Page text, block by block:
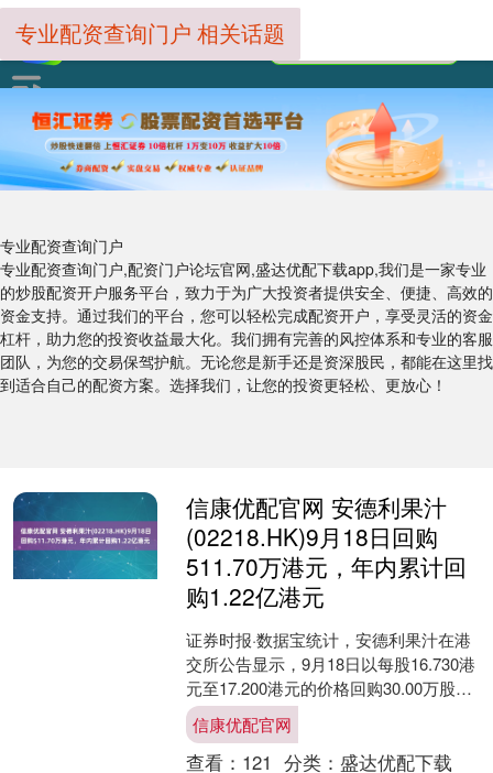
专业配资查询门户
专业配资查询门户,配资门户论坛官网,盛达优配下载app,我们是一家专业
的炒股配资开户服务平台，致力于为广大投资者提供安全、便捷、高效的
资金支持。通过我们的平台，您可以轻松完成配资开户，享受灵活的资金
杠杆，助力您的投资收益最大化。我们拥有完善的风控体系和专业的客服
团队，为您的交易保驾护航。无论您是新手还是资深股民，都能在这里找
到适合自己的配资方案。选择我们，让您的投资更轻松、更放心！
专业配资查询门户 相关话题
信康优配官网 安德利果汁
(02218.HK)9月18日回购
511.70万港元，年内累计回
购1.22亿港元
证券时报·数据宝统计，安德利果汁在港
交所公告显示，9月18日以每股16.730港
元至17.200港元的价格回购30.00万股，
回购金额达511.70万港元。该股....
信康优配官网
查看： 121 分类： 盛达优配下载